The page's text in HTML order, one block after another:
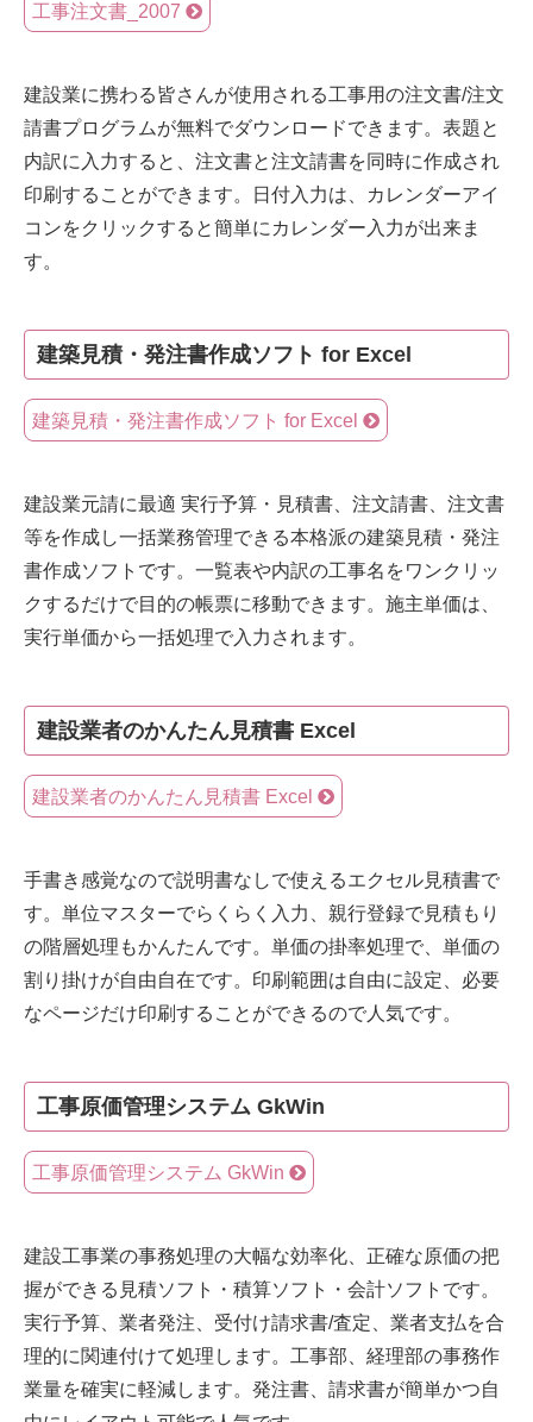
工事注文書_2007
建設業に携わる皆さんが使用される工事用の注文書/注文
請書プログラムが無料でダウンロードできます。表題と
内訳に入力すると、注文書と注文請書を同時に作成され
印刷することができます。日付入力は、カレンダーアイ
コンをクリックすると簡単にカレンダー入力が出来ま
す。
建築見積・発注書作成ソフト for Excel
建築見積・発注書作成ソフト for Excel
建設業元請に最適 実行予算・見積書、注文請書、注文書
等を作成し一括業務管理できる本格派の建築見積・発注
書作成ソフトです。一覧表や内訳の工事名をワンクリッ
クするだけで目的の帳票に移動できます。施主単価は、
実行単価から一括処理で入力されます。
建設業者のかんたん見積書 Excel
建設業者のかんたん見積書 Excel
手書き感覚なので説明書なしで使えるエクセル見積書で
す。単位マスターでらくらく入力、親行登録で見積もり
の階層処理もかんたんです。単価の掛率処理で、単価の
割り掛けが自由自在です。印刷範囲は自由に設定、必要
なページだけ印刷することができるので人気です。
工事原価管理システム GkWin
工事原価管理システム GkWin
建設工事業の事務処理の大幅な効率化、正確な原価の把
握ができる見積ソフト・積算ソフト・会計ソフトです。
実行予算、業者発注、受付け請求書/査定、業者支払を合
理的に関連付けて処理します。工事部、経理部の事務作
業量を確実に軽減します。発注書、請求書が簡単かつ自